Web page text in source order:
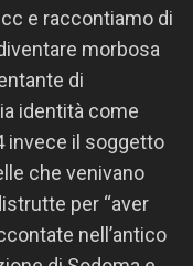
e raccontiamo di
morbosa
di
identità come
invece il soggetto
che venivano
per “aver
nell’antico